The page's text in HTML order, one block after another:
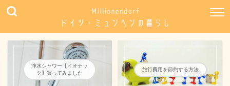
浄水シャワー【イオナッ
ク】買ってみました
旅行費用を節約する方法